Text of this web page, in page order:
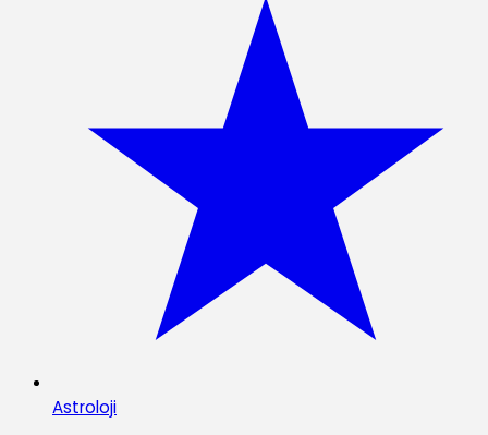
Astroloji